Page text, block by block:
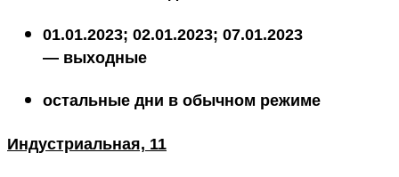
01.01.2023; 02.01.2023; 07.01.2023
— выходные
остальные дни в обычном режиме
Индустриальная, 11